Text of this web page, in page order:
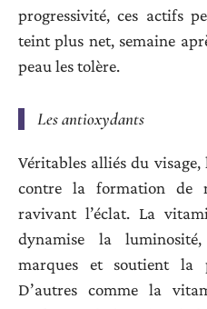
progressivité, ces actifs
teint plus net, semaine
peau les tolère.
Les antioxydants
Véritables alliés du
contre la formation de
ravivant l’éclat. La
dynamise la
marques et soutient la
D’autres comme la